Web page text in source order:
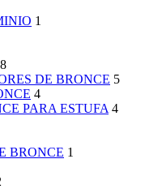
1
DE BRONCE 5
4
PARA ESTUFA 4
BRONCE 1